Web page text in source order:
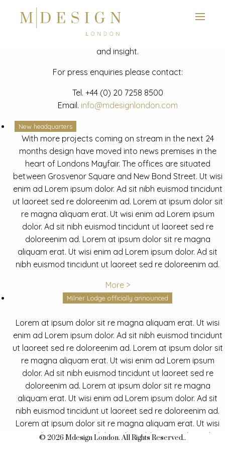
News
Latest mdesign development project and advisory news
and insight.
For press enquiries please contact:
Tel. +44 (0) 20 7258 8500
Email. info@mdesignlondon.com
New headquarters
With more projects coming on stream in the next 24
months design have moved into news premises in the
heart of Londons Mayfair. The offices are situated
between Grosvenor Square and New Bond Street. Ut wisi
enim ad Lorem ipsum dolor. Ad sit nibh euismod tincidunt
ut laoreet sed re doloreenim ad. Lorem at ipsum dolor sit
re magna aliquam erat. Ut wisi enim ad Lorem ipsum
dolor. Ad sit nibh euismod tincidunt ut laoreet sed re
doloreenim ad. Lorem at ipsum dolor sit re magna
aliquam erat. Ut wisi enim ad Lorem ipsum dolor. Ad sit
nibh euismod tincidunt ut laoreet sed re doloreenim ad.
More >
Milner Lodge officially announced
Lorem at ipsum dolor sit re magna aliquam erat. Ut wisi
enim ad Lorem ipsum dolor. Ad sit nibh euismod tincidunt
ut laoreet sed re doloreenim ad. Lorem at ipsum dolor sit
re magna aliquam erat. Ut wisi enim ad Lorem ipsum
dolor. Ad sit nibh euismod tincidunt ut laoreet sed re
doloreenim ad. Lorem at ipsum dolor sit re magna
aliquam erat. Ut wisi enim ad Lorem ipsum dolor. Ad sit
nibh euismod tincidunt ut laoreet sed re doloreenim ad.
Lorem at ipsum dolor sit re magna aliquam erat. Ut wisi
enim ad Lorem ipsum dolor. Ad sit nibh euismod tincidunt
© 2026 Mdesign London. All Rights Reserved..